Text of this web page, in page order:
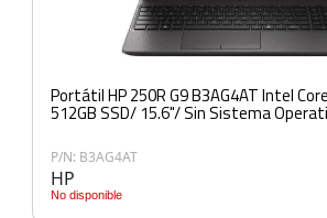
Portátil HP 250R G9 B3AG4AT Intel
512GB SSD/ 15.6"/ Sin Sistema
P/N: B3AG4AT
HP
No disponible